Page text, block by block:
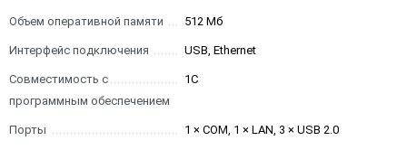
Объем оперативной памяти 512 Мб
Интерфейс подключения USB, Ethernet
Совместимость с
программным обеспечением
1С
Порты 1 × COM, 1 × LAN, 3 × USB 2.0